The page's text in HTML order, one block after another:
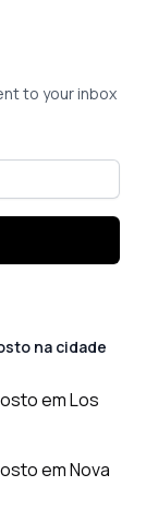
to your inbox
na cidade
em Los
em Nova